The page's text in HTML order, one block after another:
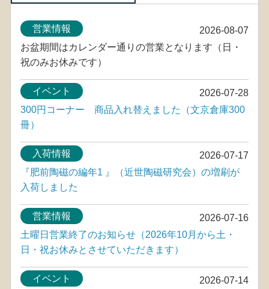
2026-08-07
営業情報
お盆期間はカレンダー通りの営業となります（日・
祝のみお休みです）
2026-07-28
イベント
300円コーナー 商品入れ替えました（文京倉庫300
冊）
2026-07-17
入荷情報
『肥前陶磁の編年1 』（近世陶磁研究会）の増刷が
入荷しました
2026-07-16
営業情報
土曜日営業終了のお知らせ（2026年10月から土・
日・祝お休みとさせていただきます）
2026-07-14
イベント